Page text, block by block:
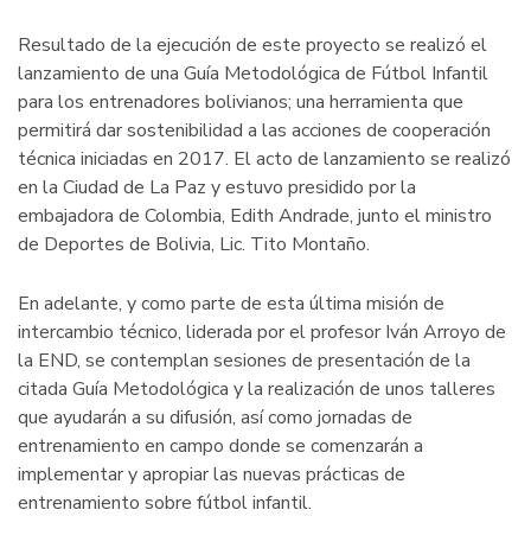
Resultado de la ejecución de este proyecto se realizó el
lanzamiento de una Guía Metodológica de Fútbol Infantil
para los entrenadores bolivianos; una herramienta que
permitirá dar sostenibilidad a las acciones de cooperación
técnica iniciadas en 2017. El acto de lanzamiento se realizó
en la Ciudad de La Paz y estuvo presidido por la
embajadora de Colombia, Edith Andrade, junto el ministro
de Deportes de Bolivia, Lic. Tito Montaño.
En adelante, y como parte de esta última misión de
intercambio técnico, liderada por el profesor Iván Arroyo de
la END, se contemplan sesiones de presentación de la
citada Guía Metodológica y la realización de unos talleres
que ayudarán a su difusión, así como jornadas de
entrenamiento en campo donde se comenzarán a
implementar y apropiar las nuevas prácticas de
entrenamiento sobre fútbol infantil.